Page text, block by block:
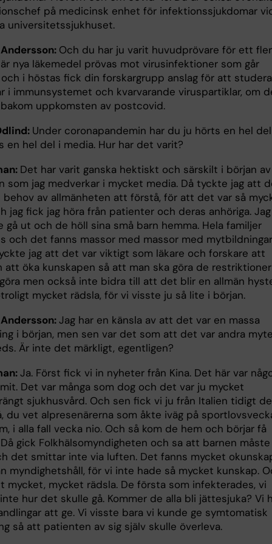
på medicinsk enhet för infektionssjukdomar
universitetssjukhuset.
Och du har ju varit huvudprövare för ett
nya läkemedel prövas mot virusinfektioner som går
i höstas fick din forskargrupp anslag för att
i immunsystemet och kvarvarande viruspartiklar, om
uppkomsten av postcovid.
Under coronapandemin har du ju hörts en hel del
en hel del i media. Hur har det varit?
Det har varit ganska hektiskt och särskilt i början av
som jag medverkar i mycket media. Då tyckte jag att
av allmänheten att förstå, för att det var så
jag fick jag höra från patienter och deras anhöriga. Jag
gå ut och de höll sina små barn hemma. Hela familjer
och det fanns massor med massor med
jag att det var viktigt som läkare och forskare att
att öka kunskapen så att man ska göra de restriktioner
men också inte bidra till att det blir en allmän
mycket rädsla, för vi visste ju så lite i början.
Jag har en känsla av att det var en massa
i början, men sen var det som att det var andra
Är inte det märkligt, egentligen?
Ja. Först fick vi in nyheter från Kina. Det här var
Det var många som dog och det var ju mycket
sjukhusvård. Och sen fick vi ju från Italien tidigt
du vet alpresenärerna som åkte iväg på
i alla fall vecka nio. Och så kom de hem och börjar få
gick Folkhälsomyndigheten och sa att barnen måste
det smittar inte via luften. Det fanns mycket
myndighetshåll, för vi inte hade så mycket kunskap.
mycket, mycket rädsla. De första som infekterades, vi
hur det skulle gå. Kommer de alla bli jättesjuka? Vi
att ge. Vi visste bara vi kunde ge symtomatisk
så att patienten av sig själv skulle överleva.